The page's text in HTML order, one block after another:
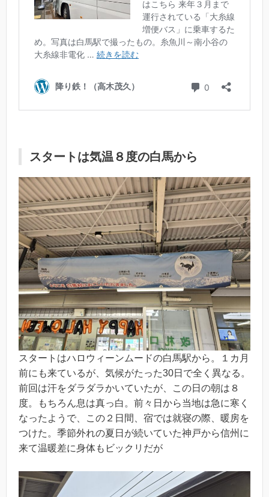
スタートは気温８度の白馬から
スタートはハロウィーンムードの白馬駅から。１カ月
前にも来ているが、気候がたった30日で全く異なる。
前回は汗をダラダラかいていたが、この日の朝は８
度。もちろん息は真っ白。前々日から当地は急に寒く
なったようで、この２日間、宿では就寝の際、暖房を
つけた。季節外れの夏日が続いていた神戸から信州に
来て温暖差に身体もビックリだが